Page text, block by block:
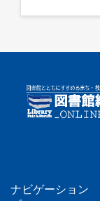
ナビゲーション